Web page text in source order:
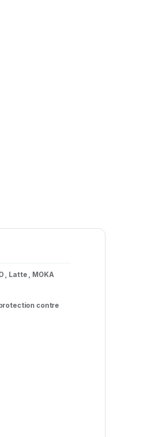
, Latte , MOKA
contre